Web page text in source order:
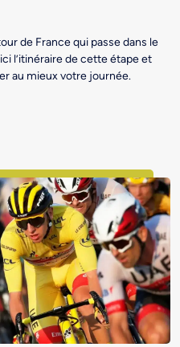
de France qui passe dans le
l’itinéraire de cette étape et
au mieux votre journée.